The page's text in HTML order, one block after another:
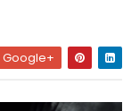
Google+